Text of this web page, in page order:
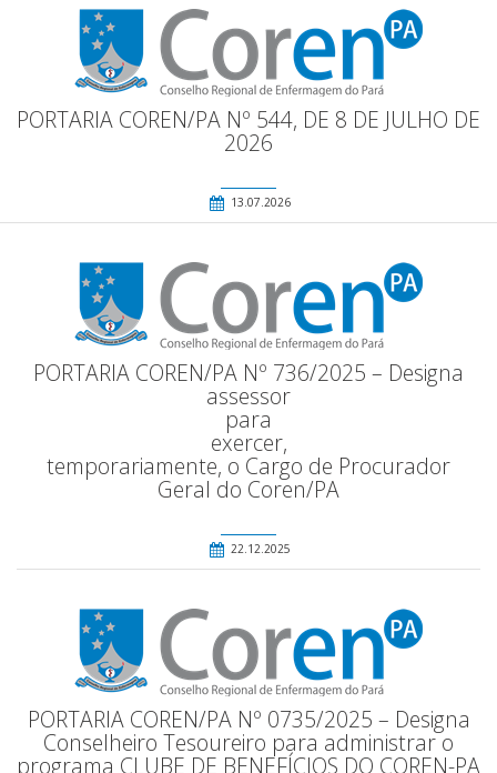
PORTARIA COREN/PA Nº 544, DE 8 DE JULHO DE
2026
13.07.2026
PORTARIA COREN/PA Nº 736/2025 – Designa
assessor
para
exercer,
temporariamente, o Cargo de Procurador
Geral do Coren/PA
22.12.2025
PORTARIA COREN/PA Nº 0735/2025 – Designa
Conselheiro Tesoureiro para administrar o
programa CLUBE DE BENEFÍCIOS DO COREN-PA